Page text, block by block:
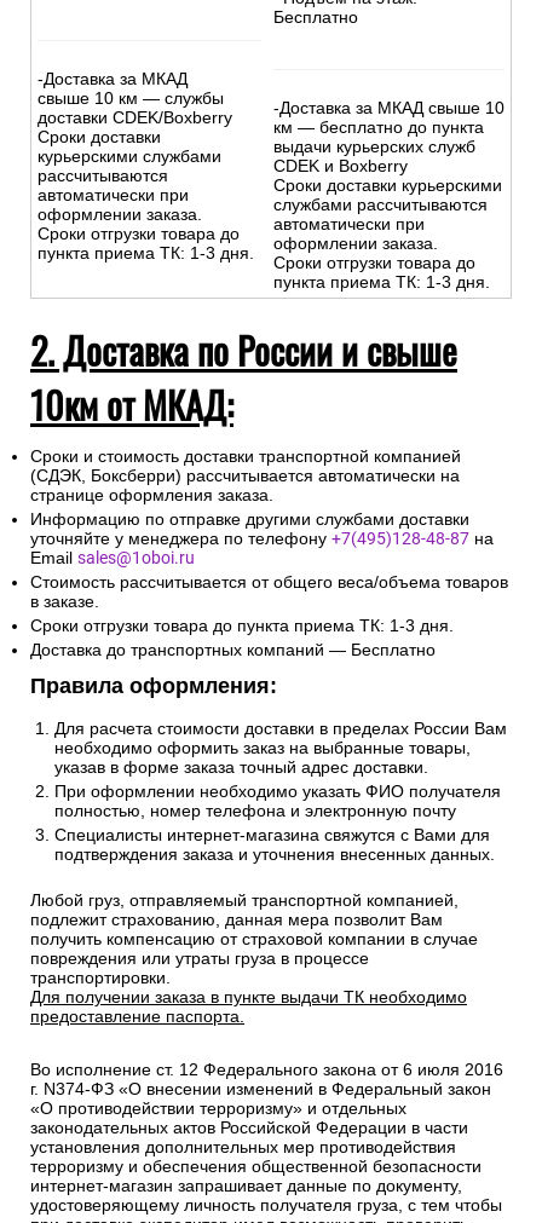
-Доставка за МКАД
свыше 10 км — службы
доставки CDEK/Boxberry
Сроки доставки
курьерскими службами
рассчитываются
автоматически при
оформлении заказа.
Сроки отгрузки товара до
пункта приема ТК: 1-3 дня.
Бесплатно
-Доставка за МКАД свыше 10
км — бесплатно до пункта
выдачи курьерских служб
CDEK и Boxberry
Сроки доставки курьерскими
службами рассчитываются
автоматически при
оформлении заказа.
Сроки отгрузки товара до
пункта приема ТК: 1-3 дня.
2. Доставка по России и свыше
10км от МКАД:
Сроки и стоимость доставки транспортной компанией
(СДЭК, Боксберри) рассчитывается автоматически на
странице оформления заказа.
Информацию по отправке другими службами доставки
уточняйте у менеджера по телефону +7(495)128-48-87 на
Email sales@1oboi.ru
Стоимость рассчитывается от общего веса/объема товаров
в заказе.
Сроки отгрузки товара до пункта приема ТК: 1-3 дня.
Доставка до транспортных компаний — Бесплатно
Правила оформления:
Для расчета стоимости доставки в пределах России Вам
необходимо оформить заказ на выбранные товары,
указав в форме заказа точный адрес доставки.
При оформлении необходимо указать ФИО получателя
полностью, номер телефона и электронную почту
Специалисты интернет-магазина свяжутся с Вами для
подтверждения заказа и уточнения внесенных данных.
Любой груз, отправляемый транспортной компанией,
подлежит страхованию, данная мера позволит Вам
получить компенсацию от страховой компании в случае
повреждения или утраты груза в процессе
транспортировки.
Для получении заказа в пункте выдачи ТК необходимо
предоставление паспорта.
Во исполнение ст. 12 Федерального закона от 6 июля 2016
г. N374-ФЗ «О внесении изменений в Федеральный закон
«О противодействии терроризму» и отдельных
законодательных актов Российской Федерации в части
установления дополнительных мер противодействия
терроризму и обеспечения общественной безопасности
интернет-магазин запрашивает данные по документу,
удостоверяющему личность получателя груза, с тем чтобы